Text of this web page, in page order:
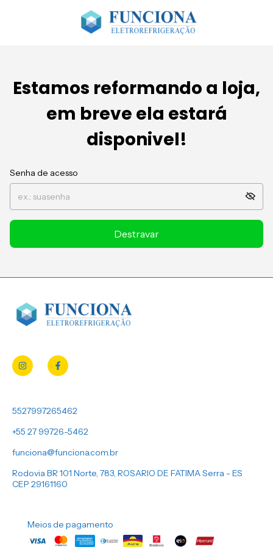
Estamos reformando a loja,
em breve ela estará
disponivel!
Senha de acesso
Destravar
5527997265462
+55 27 99726-5462
funciona@funciona.com.br
Rodovia BR 101 Norte, 783, ROSARIO DE FATIMA Serra - ES
CEP 29161160
Meios de pagamento